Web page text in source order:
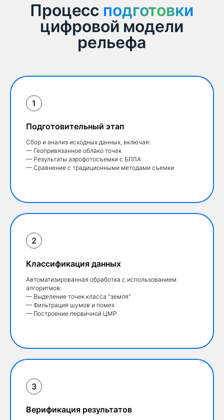
Процесс подготовки
цифровой модели
рельефа
подготовки
Подготовительный этап
Сбор и анализ исходных данных, включая:
— Геопривязанное облако точек
— Результаты аэрофотосъемки с БПЛА
— Сравнение с традиционными методами съемки
Классификация данных
Автоматизированная обработка с использованием
алгоритмов:
— Выделение точек класса "земля"
— Фильтрация шумов и помех
— Построение первичной ЦМР
Верификация результатов